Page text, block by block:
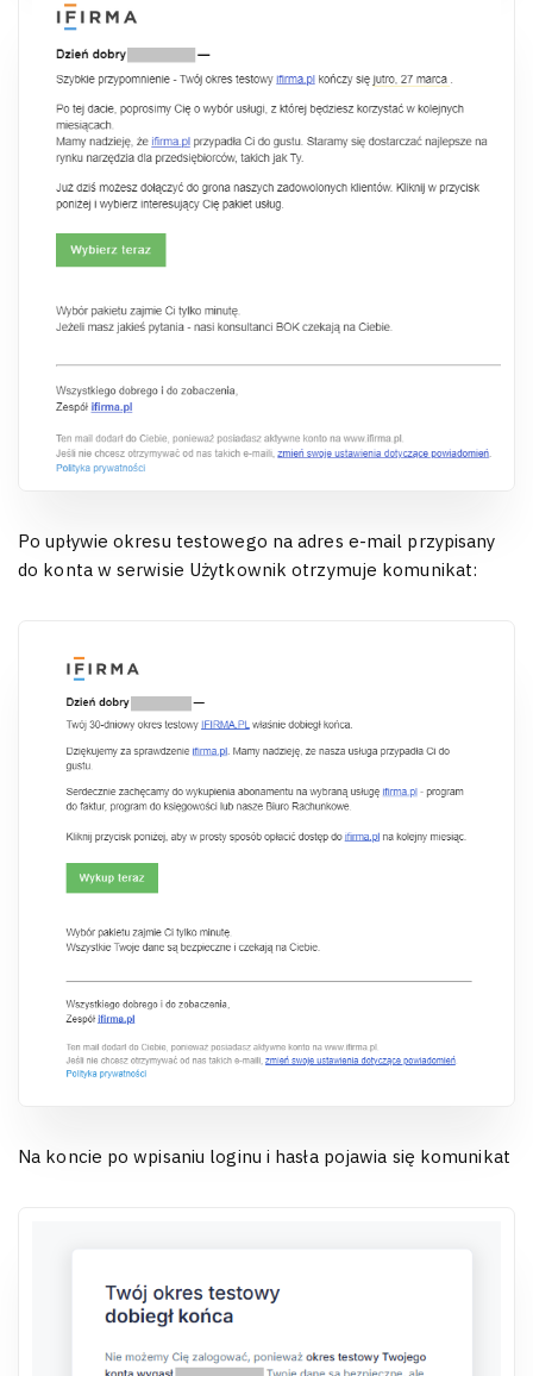
Po upływie okresu testowego na adres e-mail przypisany
do konta w serwisie Użytkownik otrzymuje komunikat:
Na koncie po wpisaniu loginu i hasła pojawia się komunikat